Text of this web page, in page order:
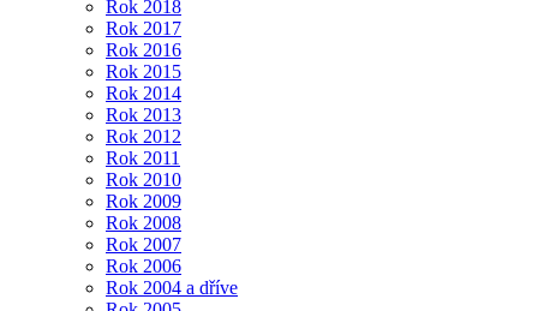
Rok 2018
Rok 2017
Rok 2016
Rok 2015
Rok 2014
Rok 2013
Rok 2012
Rok 2011
Rok 2010
Rok 2009
Rok 2008
Rok 2007
Rok 2006
Rok 2004 a dříve